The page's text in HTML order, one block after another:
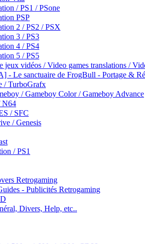
/ PS1 / PSone
PSP
2 / PS2 / PSX
3 / PS3
4 / PS4
5 / PS5
vidéos / Video games translations /
Le sanctuaire de FrogBull - Portage &
/ TurboGrafx
/ Gameboy Color / Gameboy Advance
/ SFC
/ Genesis
/ PS1
Retrogaming
- Publicités Retrogaming
Divers, Help, etc..